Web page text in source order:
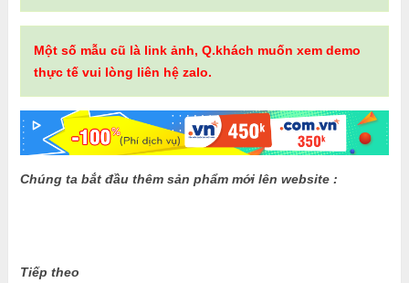
Một số mẫu cũ là link ảnh, Q.khách muốn xem demo
thực tế vui lòng liên hệ zalo.
Chúng ta bắt đầu thêm sản phẩm mới lên website :
Tiếp theo